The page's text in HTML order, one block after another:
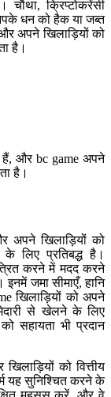
चौथा, क्रिप्टोकरेंसी
धन को हैक या जब्त
अपने खिलाड़ियों को
है।
और bc game अपने
है।
अपने खिलाड़ियों को
लिए प्रतिबद्ध है।
करने में मदद करने
जमा सीमाएँ, हानि
खिलाड़ियों को अपने
से खेलने के लिए
सहायता भी प्रदान
को वित्तीय
यह सुनिश्चित करने के